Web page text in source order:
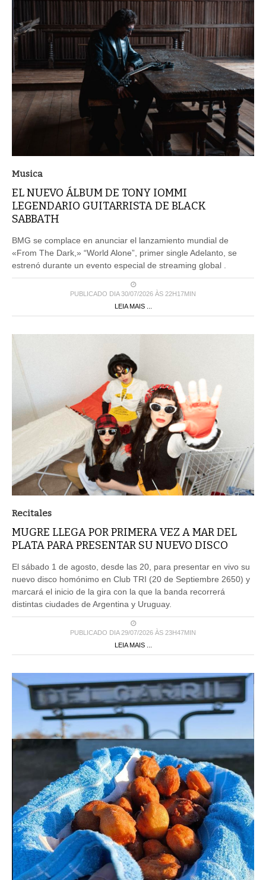
Musica
EL NUEVO ÁLBUM DE TONY IOMMI
LEGENDARIO GUITARRISTA DE BLACK
SABBATH
BMG se complace en anunciar el lanzamiento mundial de
«From The Dark,» “World Alone”, primer single Adelanto, se
estrenó durante un evento especial de streaming global .
PUBLICADO DIA 30/07/2026 ÀS 22H17MIN
LEIA MAIS ...
Recitales
MUGRE LLEGA POR PRIMERA VEZ A MAR DEL
PLATA PARA PRESENTAR SU NUEVO DISCO
El sábado 1 de agosto, desde las 20, para presentar en vivo su
nuevo disco homónimo en Club TRI (20 de Septiembre 2650) y
marcará el inicio de la gira con la que la banda recorrerá
distintas ciudades de Argentina y Uruguay.
PUBLICADO DIA 29/07/2026 ÀS 23H47MIN
LEIA MAIS ...